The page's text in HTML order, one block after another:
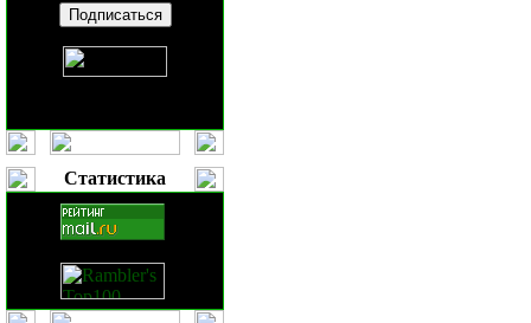
Статистика